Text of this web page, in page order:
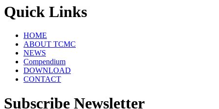
Quick Links
HOME
ABOUT TCMC
NEWS
Compendium
DOWNLOAD
CONTACT
Subscribe Newsletter